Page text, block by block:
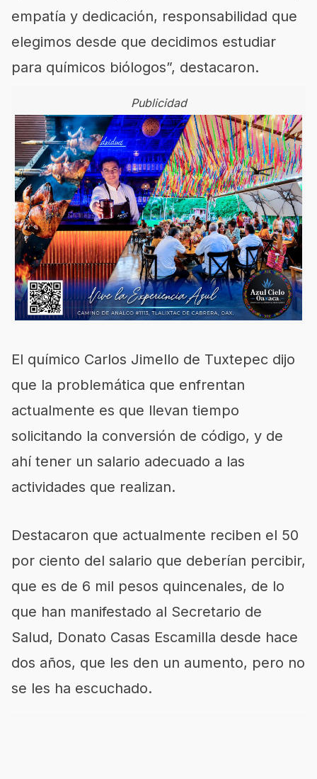
empatía y dedicación, responsabilidad que
elegimos desde que decidimos estudiar
para químicos biólogos”, destacaron.
Publicidad
El químico Carlos Jimello de Tuxtepec dijo
que la problemática que enfrentan
actualmente es que llevan tiempo
solicitando la conversión de código, y de
ahí tener un salario adecuado a las
actividades que realizan.
Destacaron que actualmente reciben el 50
por ciento del salario que deberían percibir,
que es de 6 mil pesos quincenales, de lo
que han manifestado al Secretario de
Salud, Donato Casas Escamilla desde hace
dos años, que les den un aumento, pero no
se les ha escuchado.